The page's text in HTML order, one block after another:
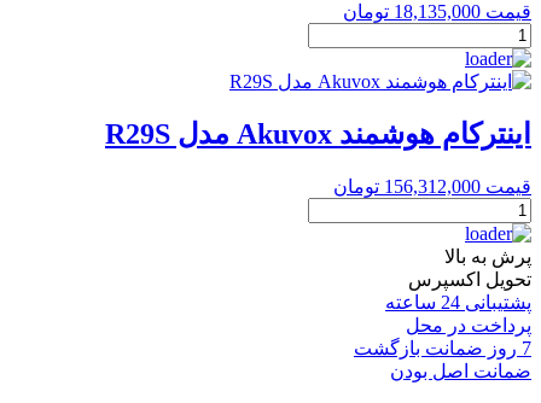
قیمت 18,135,000 تومان
آیفون
تصویری
هوشمند
مدل
E12S
اینترکام هوشمند Akuvox مدل R29S
قیمت 156,312,000 تومان
اینترکام
هوشمند
Akuvox
مدل
R29S
عدد
پرش به بالا
تحویل اکسپرس
پشتیبانی 24 ساعته
پرداخت در محل
7 روز ضمانت بازگشت
ضمانت اصل بودن